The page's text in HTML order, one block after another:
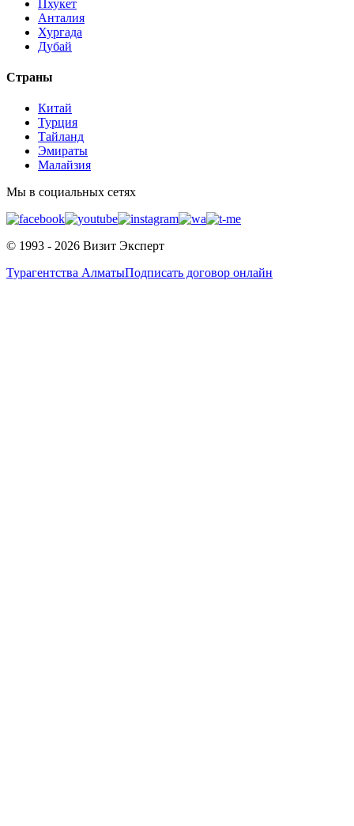
Пхукет
Анталия
Хургада
Дубай
Страны
Китай
Турция
Тайланд
Эмираты
Малайзия
Мы в социальных сетях
© 1993 - 2026 Визит Эксперт
Турагентства АлматыПодписать договор онлайн